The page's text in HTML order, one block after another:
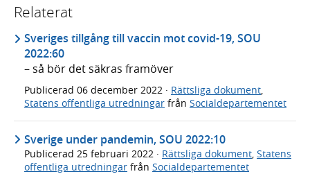
Relaterat
Sveriges tillgång till vaccin mot covid-19, SOU
2022:60
– så bör det säkras framöver
Publicerad 06 december 2022 · Rättsliga dokument,
Statens offentliga utredningar från Socialdepartementet
Sverige under pandemin, SOU 2022:10
Publicerad 25 februari 2022 · Rättsliga dokument, Statens
offentliga utredningar från Socialdepartementet